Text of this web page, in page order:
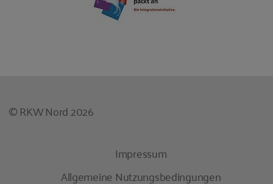
© RKW Nord 2026
Impressum
Allgemeine Nutzungsbedingungen